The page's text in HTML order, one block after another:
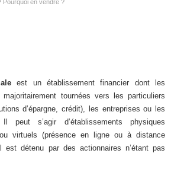
Pourquoi en vendre ?
est un établissement financier dont les
tournées vers les particuliers
d’épargne, crédit), les entreprises ou les
peut s’agir d’établissements physiques
virtuels (présence en ligne ou à distance
est détenu par des actionnaires n’étant pas